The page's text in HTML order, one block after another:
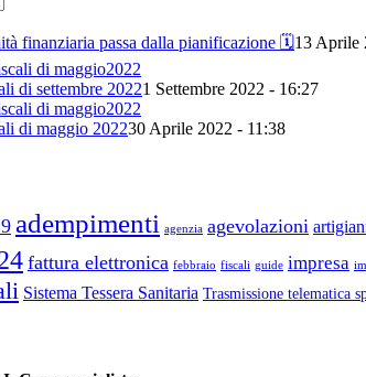
finanziaria passa dalla pianificazione 🗓️13 Aprile
di settembre 20221 Settembre 2022 - 16:27
di maggio 202230 Aprile 2022 - 11:38
adempimenti agenzia agevolazioni
fattura elettronica febbraio fiscali guide impresa
Sistema Tessera Sanitaria Trasmissione telematica